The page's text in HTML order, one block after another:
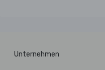
Unternehmen